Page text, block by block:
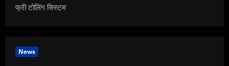
फ्री टोलिंग सिस्टम
News